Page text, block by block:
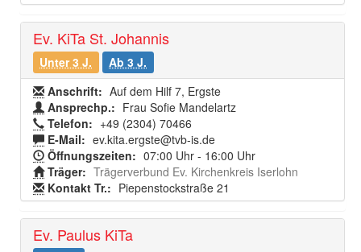
Ev. KiTa St. Johannis
Unter 3 J.
Ab 3 J.
Anschrift: Auf dem Hilf 7, Ergste
Ansprechp.: Frau Sofie Mandelartz
Telefon: +49 (2304) 70466
E-Mail: ev.kita.ergste@tvb-is.de
Öffnungszeiten: 07:00 Uhr - 16:00 Uhr
Träger: Trägerverbund Ev. Kirchenkreis Iserlohn
Kontakt Tr.: Piepenstockstraße 21
Ev. Paulus KiTa